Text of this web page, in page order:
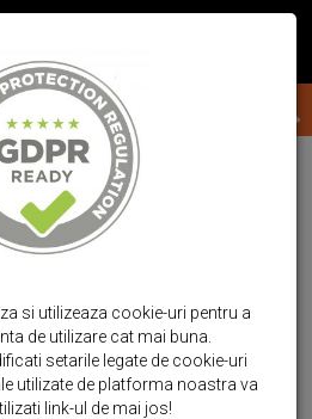
si utilizeaza cookie-uri pentru a
de utilizare cat mai buna.
setarile legate de cookie-uri
utilizate de platforma noastra va
link-ul de mai jos!